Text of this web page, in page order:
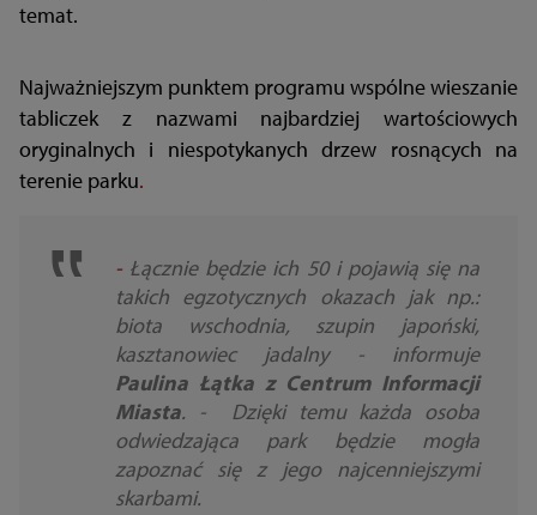
temat.
Najważniejszym punktem programu wspólne wieszanie
tabliczek z nazwami najbardziej wartościowych
oryginalnych i niespotykanych drzew rosnących na
terenie parku.
- Łącznie będzie ich 50 i pojawią się na
takich egzotycznych okazach jak np.:
biota wschodnia, szupin japoński,
kasztanowiec jadalny - informuje
Paulina Łątka z Centrum Informacji
Miasta. - Dzięki temu każda osoba
odwiedzająca park będzie mogła
zapoznać się z jego najcenniejszymi
skarbami.